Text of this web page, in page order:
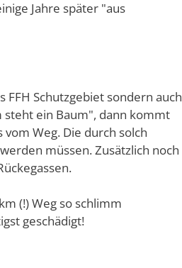
Jahre später "aus
FFH Schutzgebiet sondern auch
ein Baum", dann kommt
Weg. Die durch solch
müssen. Zusätzlich noch
(!) Weg so schlimm
geschädigt!